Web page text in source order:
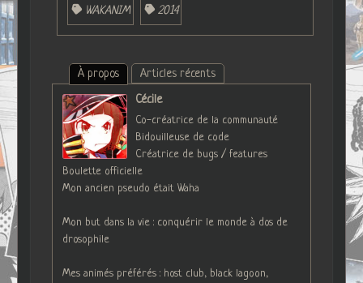
WAKANIM 2014
À propos
Articles récents
Cécile
Co-créatrice de la communauté
Bidouilleuse de code
Créatrice de bugs / features
Boulette officielle
Mon ancien pseudo était Waha
Mon but dans la vie : conquérir le monde à dos de
drosophile
Mes animés préférés : host club, black lagoon,